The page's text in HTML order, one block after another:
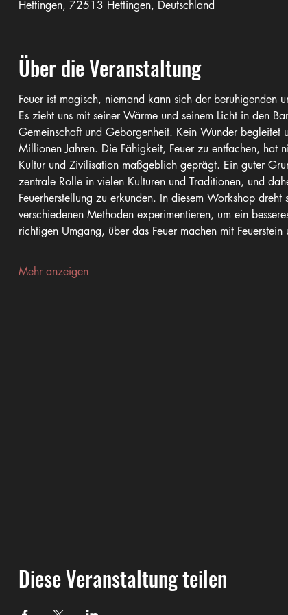
Hettingen, 72513 Hettingen, Deutschland
Über die Veranstaltung
Feuer ist magisch, niemand kann sich der beruhigenden
Es zieht uns mit seiner Wärme und seinem Licht in den
Gemeinschaft und Geborgenheit. Kein Wunder begleitet
Millionen Jahren. Die Fähigkeit, Feuer zu entfachen, hat
Kultur und Zivilisation maßgeblich geprägt. Ein guter
zentrale Rolle in vielen Kulturen und Traditionen, und
Feuerherstellung zu erkunden. In diesem Workshop
verschiedenen Methoden experimentieren, um ein
richtigen Umgang, über das Feuer machen mit
Mehr anzeigen
Diese Veranstaltung teilen